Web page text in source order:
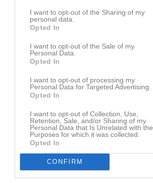
I want to opt-out of the Sharing of my
personal data.
Opted In
I want to opt-out of the Sale of my
Personal Data.
Opted In
I want to opt-out of processing my
Personal Data for Targeted Advertising.
Opted In
I want to opt-out of Collection, Use,
Retention, Sale, and/or Sharing of my
Personal Data that Is Unrelated with the
Purposes for which it was collected.
Opted In
CONFIRM
Logga in och ladda upp ert första klipp
Inget album finns skapat
Logga in som administratör och skapa ert första album
På gång Kalender